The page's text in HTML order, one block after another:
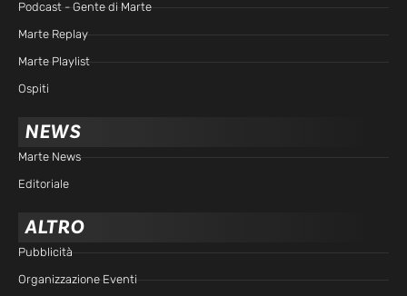
Podcast - Gente di Marte
Marte Replay
Marte Playlist
Ospiti
NEWS
Marte News
Editoriale
ALTRO
Pubblicità
Organizzazione Eventi